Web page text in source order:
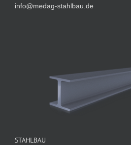
info@medag-stahlbau.de
STAHLBAU